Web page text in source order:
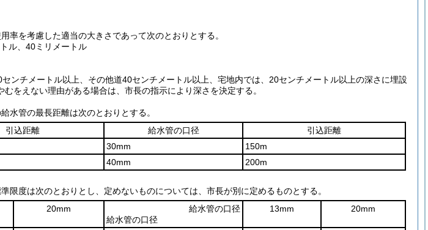
率を考慮した適当の大きさであって次のとおりとする。
ル、40ミリメートル
ンチメートル以上、その他道40センチメートル以上、宅地内では、20センチメートル以上の深さに埋設
をえない理由がある場合は、市長の指示により深さを決定する。
水管の最長距離は次のとおりとする。
引込距離 給水管の口径
引込距離
30mm
150m
40mm
200m
限度は次のとおりとし、定めないものについては、市長が別に定めるものとする。
20mm
給水管の口径
給水管の口径
13mm 20mm